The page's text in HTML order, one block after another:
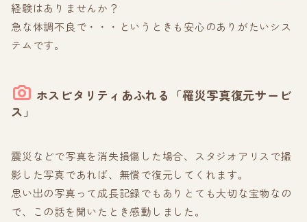
経験はありませんか？
急な体調不良で・・・というときも安心のありがたいシス
テムです。
ホスピタリティあふれる「罹災写真復元サービ
ス」
震災などで写真を消失損傷した場合、スタジオアリスで撮
影した写真であれば、無償で復元してくれます。
思い出の写真って成長記録でもありとても大切な宝物なの
で、この話を聞いたとき感動しました。